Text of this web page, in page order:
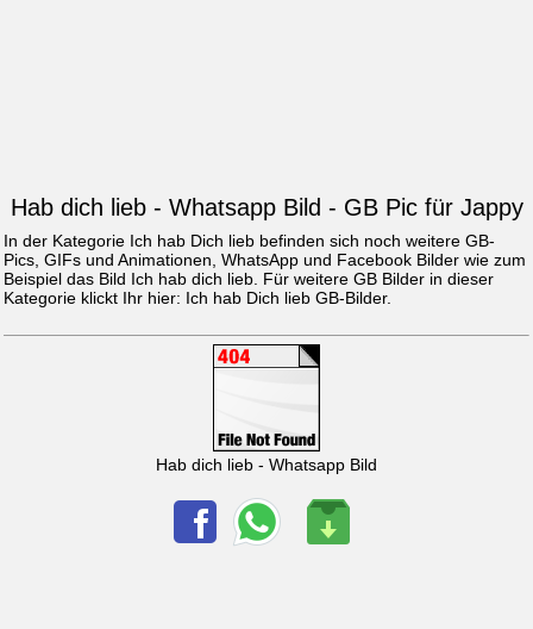
Hab dich lieb - Whatsapp Bild - GB Pic für Jappy
In der Kategorie Ich hab Dich lieb befinden sich noch weitere GB-
Pics, GIFs und Animationen, WhatsApp und Facebook Bilder wie zum
Beispiel das Bild Ich hab dich lieb. Für weitere GB Bilder in dieser
Kategorie klickt Ihr hier: Ich hab Dich lieb GB-Bilder.
Hab dich lieb - Whatsapp Bild